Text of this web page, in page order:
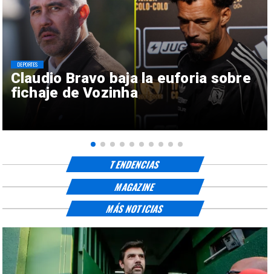
Claudio Bravo baja la euforia sobre
fichaje de Vozinha
DEPORTES
TENDENCIAS
MAGAZINE
MÁS NOTICIAS